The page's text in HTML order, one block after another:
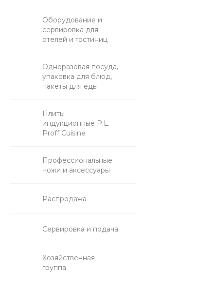
Оборудование и
сервировка для
отелей и гостиниц
Одноразовая посуда,
упаковка для блюд,
пакеты для еды
Плиты
индукционные P.L.
Proff Cuisine
Профессиональные
ножи и аксессуары
Распродажа
Сервировка и подача
Хозяйственная
группа